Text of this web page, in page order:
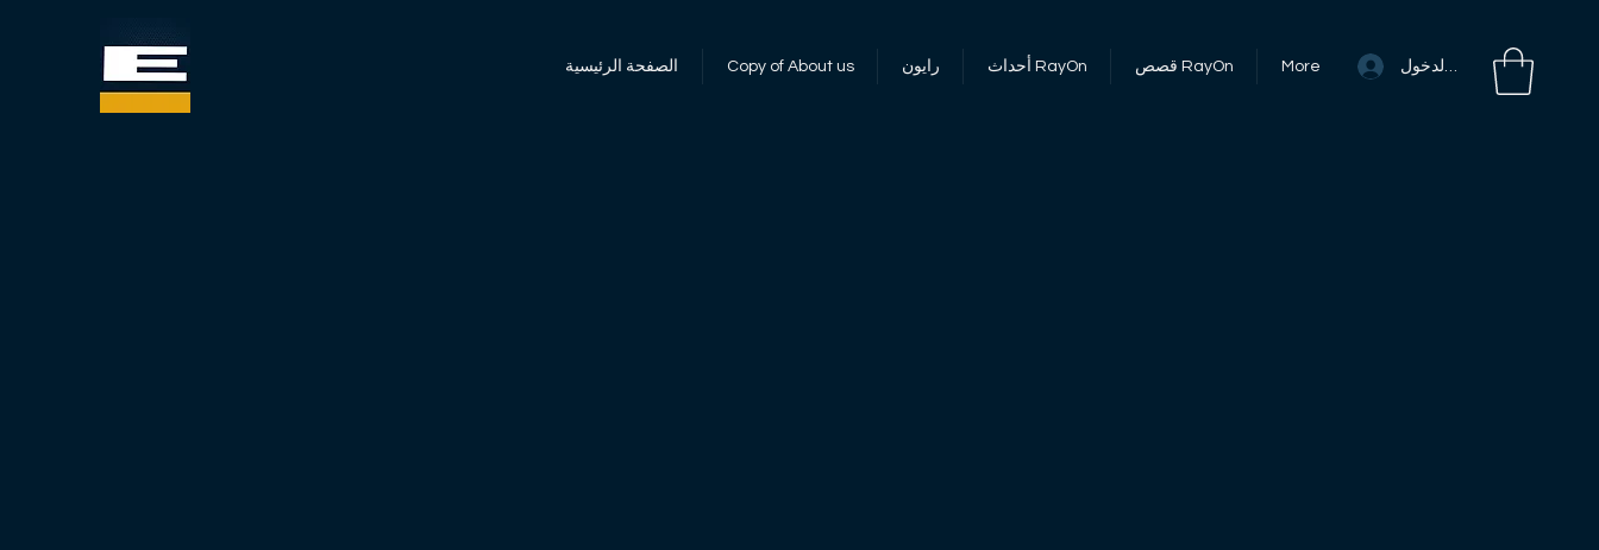
تسجيل الدخول الصفحة الرئيسية Copy of About us رايون أحداث RayOn قصص RayOn More